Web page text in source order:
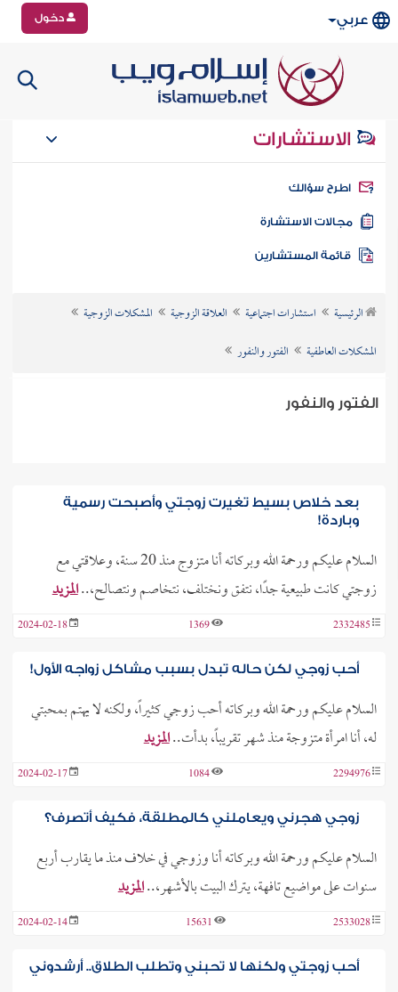
عربي دخول
الاستشارات
سؤالك
الاستشارة
الرئيسية استشارات اجتماعية العلاقة الزوجية
المشكلات الزوجية
المشكلات العاطفية
الفتور والنفور
الفتور والنفور
بعد خلاص بسيط تغيرت زوجتي وأصبحت رسمية
وباردة!
السلام عليكم ورحمة الله وبركاته أنا متزوج منذ 20 سنة، وعلاقتي مع
زوجتي كانت طبيعية جدًا، نتفق ونختلف، نتخاصم ونتصالح،..المزيد
2332485
1369
2024-02-18
أحب زوجي لكن حاله تبدل بسبب مشاكل زواجه الأول!
السلام عليكم ورحمة الله وبركاته أحب زوجي كثيراً، ولكنه لا يهتم بمحبتي
له، أنا امرأة متزوجة منذ شهر تقريباً، بدأت..المزيد
2294976
1084
2024-02-17
زوجي هجرني ويعاملني كالمطلقة، فكيف أتصرف؟
السلام عليكم ورحمة الله وبركاته أنا وزوجي في خلاف منذ ما يقارب أربع
سنوات على مواضيع تافهة، يترك البيت بالأشهر،..المزيد
2533028
15631
2024-02-14
أحب زوجتي ولكنها لا تحبني وتطلب الطلاق.. أرشدوني